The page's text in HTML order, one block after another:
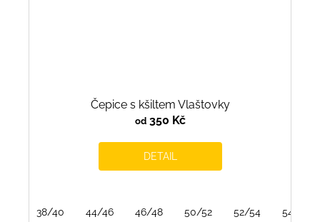
Čepice s kšiltem Vlaštovky
od350 Kč
DETAIL
38/40 44/46 46/48 50/52 52/54 54/56